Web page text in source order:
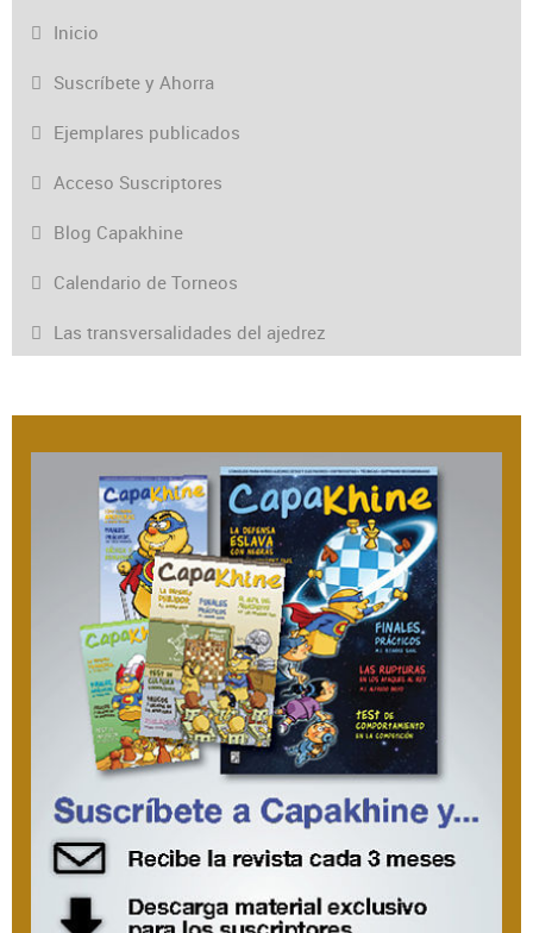
Inicio
Suscríbete y Ahorra
Ejemplares publicados
Acceso Suscriptores
Blog Capakhine
Calendario de Torneos
Las transversalidades del ajedrez